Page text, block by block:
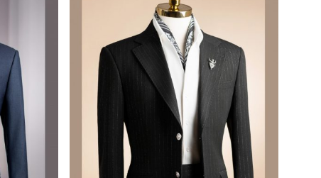
Add to
wishlist
Add to
wishlist